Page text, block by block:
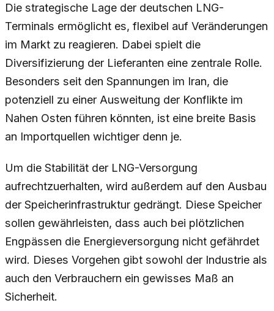
Die strategische Lage der deutschen LNG-
Terminals ermöglicht es, flexibel auf Veränderungen
im Markt zu reagieren. Dabei spielt die
Diversifizierung der Lieferanten eine zentrale Rolle.
Besonders seit den Spannungen im Iran, die
potenziell zu einer Ausweitung der Konflikte im
Nahen Osten führen könnten, ist eine breite Basis
an Importquellen wichtiger denn je.
Um die Stabilität der LNG-Versorgung
aufrechtzuerhalten, wird außerdem auf den Ausbau
der Speicherinfrastruktur gedrängt. Diese Speicher
sollen gewährleisten, dass auch bei plötzlichen
Engpässen die Energieversorgung nicht gefährdet
wird. Dieses Vorgehen gibt sowohl der Industrie als
auch den Verbrauchern ein gewisses Maß an
Sicherheit.